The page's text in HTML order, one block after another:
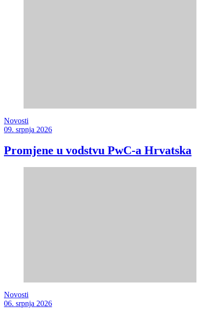
Novosti
09. srpnja 2026
Promjene u vodstvu PwC-a Hrvatska
Novosti
06. srpnja 2026